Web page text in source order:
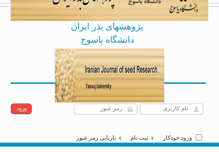
پژوهشهای بذر ایران
دانشگاه یاسوج
|
English
[Archive]
ورود خودکار ثبت نام بازیابی رمز عبور